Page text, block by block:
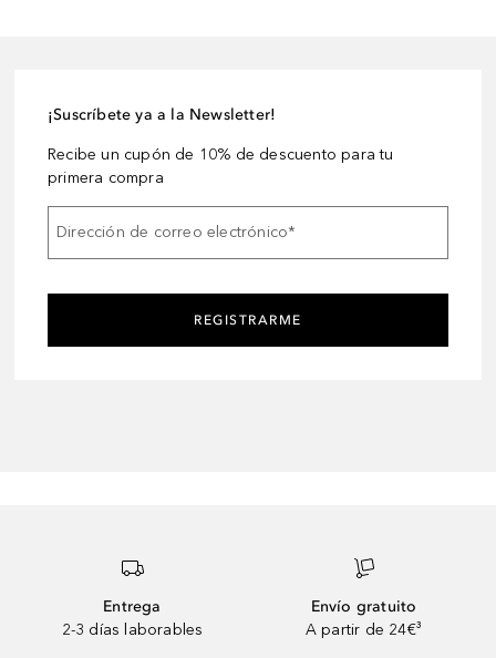
¡Suscríbete ya a la Newsletter!
Recibe un cupón de 10% de descuento para tu
primera compra
Dirección de correo electrónico*
REGISTRARME
Entrega
2-3 días laborables
Envío gratuito
A partir de 24€³